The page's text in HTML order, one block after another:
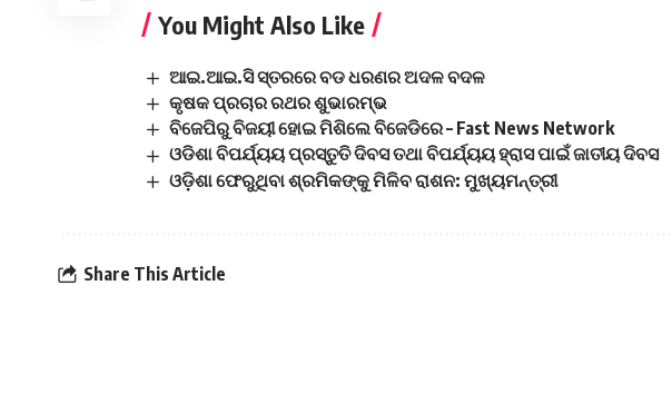
You Might Also Like
ଆଇ.ଆଇ.ସି ସ୍ତରରେ ବଡ ଧରଣର ଅଦଳ ବଦଳ
କୃଷକ ପ୍ରଚାର ରଥର ଶୁଭାରମ୍ଭ
ବିଜେପିରୁ ବିଜୟୀ ହୋଇ ମିଶିଲେ ବିଜେଡିରେ – Fast News Network
ଓଡିଶା ବିପର୍ଯ୍ୟୟ ପ୍ରସ୍ତୁତି ଦିବସ ତଥା ବିପର୍ଯ୍ୟୟ ହ୍ରାସ ପାଇଁ ଜାତୀୟ ଦିବସ
ଓଡ଼ିଶା ଫେରୁଥିବା ଶ୍ରମିକଙ୍କୁ ମିଳିବ ରାଶନ: ମୁଖ୍ୟମନ୍ତ୍ରୀ
Share This Article